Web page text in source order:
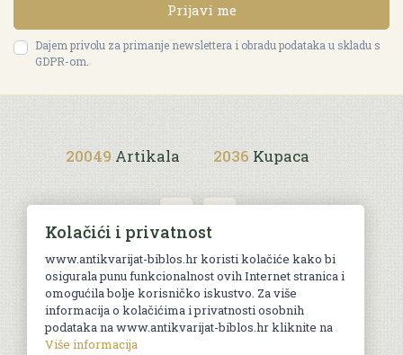
Prijavi me
Dajem privolu za primanje newslettera i obradu podataka u skladu s
GDPR-om.
20049 Artikala 2036 Kupaca
Uvjeti kupnje
Kolačići i privatnost
www.antikvarijat-biblos.hr koristi kolačiće kako bi
osigurala punu funkcionalnost ovih Internet stranica i
omogućila bolje korisničko iskustvo. Za više
informacija o kolačićima i privatnosti osobnih
podataka na www.antikvarijat-biblos.hr kliknite na
Više informacija